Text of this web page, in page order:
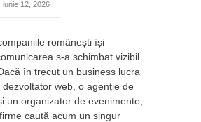
iunie 12, 2026
românești își
s-a schimbat vizibil
în trecut un business lucra
web, o agenție de
un organizator de evenimente,
caută acum un singur